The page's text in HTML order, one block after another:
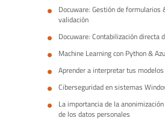
Docuware: Gestión de formularios
validación
Docuware: Contabilización directa
Machine Learning con Python &
Aprender a interpretar tus
Ciberseguridad en sistemas
La importancia de la
de los datos personales